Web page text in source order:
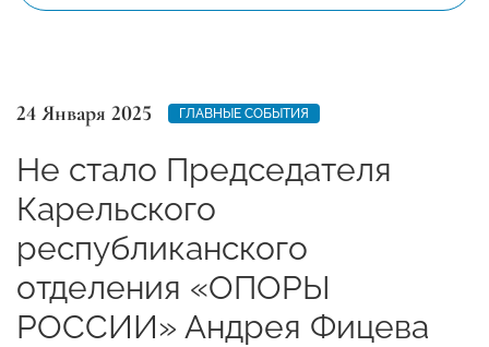
24 Января 2025 ГЛАВНЫЕ СОБЫТИЯ
Не стало Председателя
Карельского
республиканского
отделения «ОПОРЫ
РОССИИ» Андрея Фицева